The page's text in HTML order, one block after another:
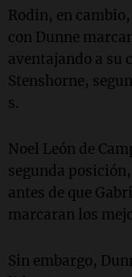
Rodin, en
con Dunne
aventajando a su
Stenshorne,
s.
Noel León de
segunda
antes de que
marcaran los
Sin embargo,